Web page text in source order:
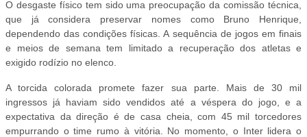
O desgaste físico tem sido uma preocupação da comissão técnica,
que já considera preservar nomes como Bruno Henrique,
dependendo das condições físicas. A sequência de jogos em finais
e meios de semana tem limitado a recuperação dos atletas e
exigido rodízio no elenco.
A torcida colorada promete fazer sua parte. Mais de 30 mil
ingressos já haviam sido vendidos até a véspera do jogo, e a
expectativa da direção é de casa cheia, com 45 mil torcedores
empurrando o time rumo à vitória. No momento, o Inter lidera o